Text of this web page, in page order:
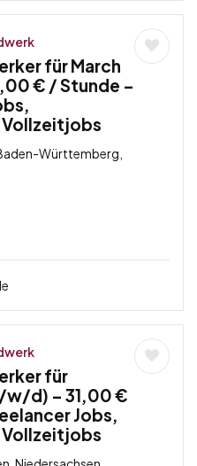
für March
€ / Stunde –
Württemberg,
für
w/d) – 31,00 €
Jobs,